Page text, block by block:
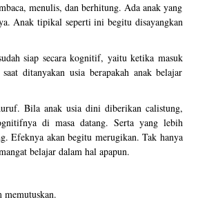
menulis, dan berhitung. Ada anak yang
Anak tipikal seperti ini begitu disayangkan
siap secara kognitif, yaitu ketika masuk
ditanyakan usia berapakah anak belajar
Bila anak usia dini diberikan calistung,
di masa datang. Serta yang lebih
Efeknya akan begitu merugikan. Tak hanya
belajar dalam hal apapun.
memutuskan.